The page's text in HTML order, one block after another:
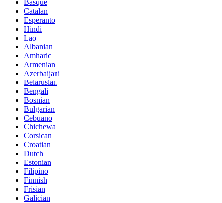
Basque
Catalan
Esperanto
Hindi
Lao
Albanian
Amharic
Armenian
Azerbaijani
Belarusian
Bengali
Bosnian
Bulgarian
Cebuano
Chichewa
Corsican
Croatian
Dutch
Estonian
Filipino
Finnish
Frisian
Galician